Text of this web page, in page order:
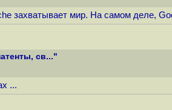
захватывает мир. На самом деле,
св..."
...